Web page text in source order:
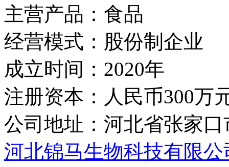
主营产品： 食品
经营模式： 股份制企业
成立时间： 2020年
注册资本： 人民币300万
公司地址： 河北省张家
河北锦马生物科技有限公